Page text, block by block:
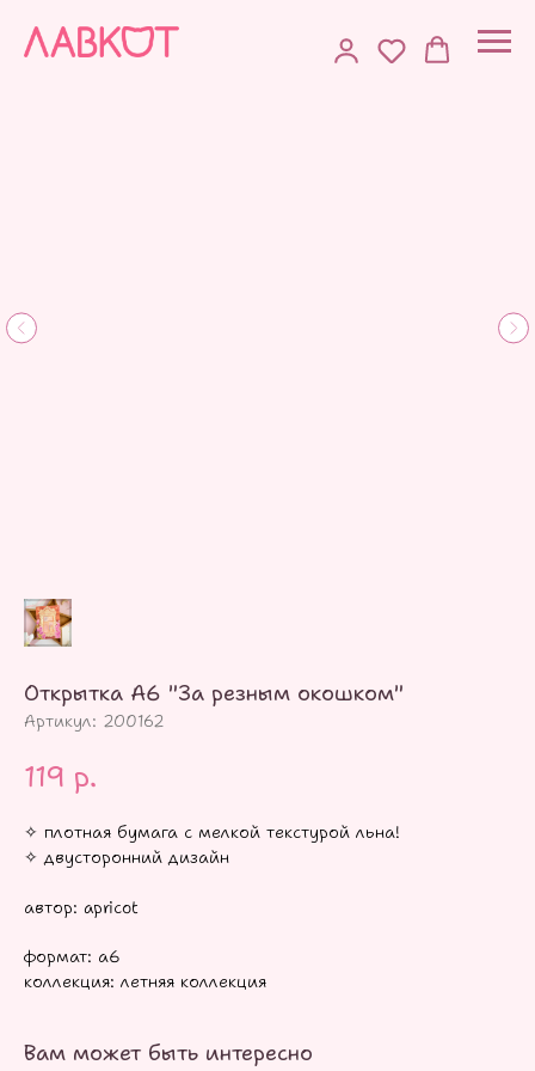
Открытка А6 "За резным окошком"
Артикул: 200162
119 р.
✧ плотная бумага с мелкой текстурой льна!
✧ двусторонний дизайн
автор: apricot
формат: а6
коллекция: летняя коллекция
Вам может быть интересно